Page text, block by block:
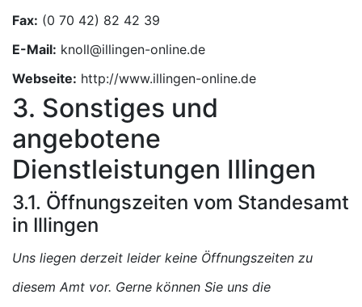
Fax:
E-Mail:
Webseite: http://www.illingen-online.de
3. Sonstiges und
angebotene
Dienstleistungen Illingen
3.1. Öffnungszeiten vom Standesamt
in Illingen
Uns liegen derzeit leider keine Öffnungszeiten zu
diesem Amt vor. Gerne können Sie uns die